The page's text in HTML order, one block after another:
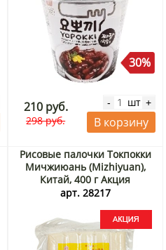
30%
210 руб.
298 руб.
- шт +
В корзину
Рисовые палочки Токпокки
Мичжиюань (Mizhiyuan),
Китай, 400 г Акция
арт. 28217